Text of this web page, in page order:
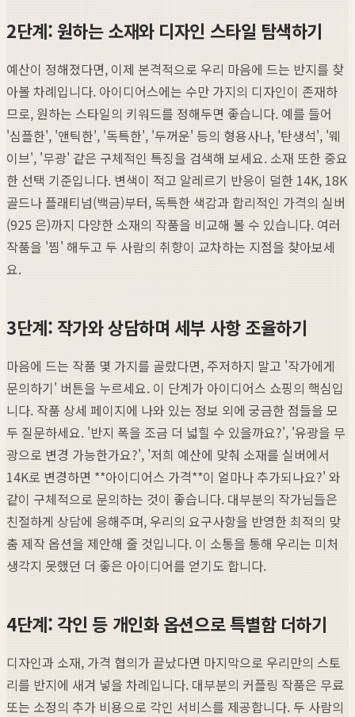
2단계: 원하는 소재와 디자인 스타일 탐색하기
예산이 정해졌다면, 이제 본격적으로 우리 마음에 드는 반지를 찾
아볼 차례입니다. 아이디어스에는 수만 가지의 디자인이 존재하
므로, 원하는 스타일의 키워드를 정해두면 좋습니다. 예를 들어
'심플한', '앤틱한', '독특한', '두꺼운' 등의 형용사나, '탄생석', '웨
이브', '무광' 같은 구체적인 특징을 검색해 보세요. 소재 또한 중요
한 선택 기준입니다. 변색이 적고 알레르기 반응이 덜한 14K, 18K
골드나 플래티넘(백금)부터, 독특한 색감과 합리적인 가격의 실버
(925 은)까지 다양한 소재의 작품을 비교해 볼 수 있습니다. 여러
작품을 '찜' 해두고 두 사람의 취향이 교차하는 지점을 찾아보세
요.
3단계: 작가와 상담하며 세부 사항 조율하기
마음에 드는 작품 몇 가지를 골랐다면, 주저하지 말고 '작가에게
문의하기' 버튼을 누르세요. 이 단계가 아이디어스 쇼핑의 핵심입
니다. 작품 상세 페이지에 나와 있는 정보 외에 궁금한 점들을 모
두 질문하세요. '반지 폭을 조금 더 넓힐 수 있을까요?', '유광을 무
광으로 변경 가능한가요?', '저희 예산에 맞춰 소재를 실버에서
14K로 변경하면 **아이디어스 가격**이 얼마나 추가되나요?' 와
같이 구체적으로 문의하는 것이 좋습니다. 대부분의 작가님들은
친절하게 상담에 응해주며, 우리의 요구사항을 반영한 최적의 맞
춤 제작 옵션을 제안해 줄 것입니다. 이 소통을 통해 우리는 미처
생각지 못했던 더 좋은 아이디어를 얻기도 합니다.
4단계: 각인 등 개인화 옵션으로 특별함 더하기
디자인과 소재, 가격 협의가 끝났다면 마지막으로 우리만의 스토
리를 반지에 새겨 넣을 차례입니다. 대부분의 커플링 작품은 무료
또는 소정의 추가 비용으로 각인 서비스를 제공합니다. 두 사람의